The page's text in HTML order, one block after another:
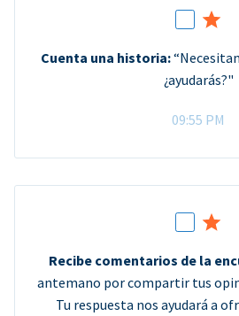
Cuenta una historia:
¿ayudarás?"
09:55 PM
Recibe comentarios de la
antemano por compartir tus
Tu respuesta nos ayudará a